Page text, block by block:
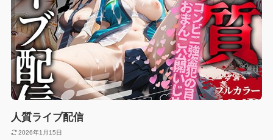
人質ライブ配信
2026年1月15日